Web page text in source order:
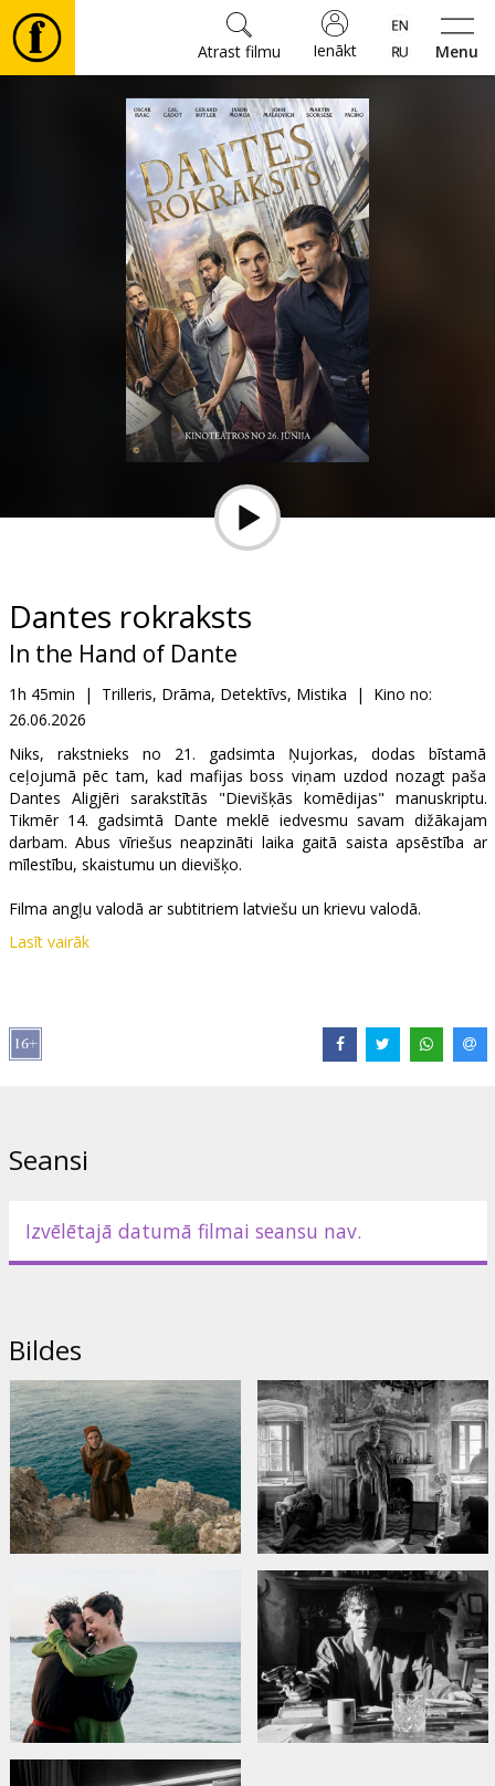
Menu
Ienākt
Atrast filmu
Pasākumi
B2B
Kino
Klubs
Dantes rokraksts
In the Hand of Dante
1h 45min | Trilleris, Drāma, Detektīvs, Mistika |
Kino no:
26.06.2026
Niks, rakstnieks no 21. gadsimta Ņujorkas, dodas bīstamā
ceļojumā pēc tam, kad mafijas boss viņam uzdod nozagt paša
Dantes Aligjēri sarakstītās "Dievišķās komēdijas" manuskriptu.
Tikmēr 14. gadsimtā Dante meklē iedvesmu savam dižākajam
darbam. Abus vīriešus neapzināti laika gaitā saista apsēstība ar
mīlestību, skaistumu un dievišķo.
Filma angļu valodā ar subtitriem latviešu un krievu valodā.
Lomās:
Gerard Butler ,John Malkovich,
Sabrina Impacciatore
Al Pacino
Jason Momoa
Lasīt vairāk
Seansi
Izvēlētajā datumā filmai seansu nav.
Bildes